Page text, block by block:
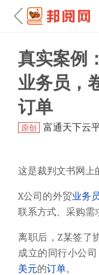
真实案例
业务员，
订单
原创 富通天下云
这是裁判文书网上
X公司的外贸业务
联系方式、采购需
离职后，Z某签了
成立的同行小公
美元的订单。